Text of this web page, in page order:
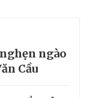
ngào
Cầu